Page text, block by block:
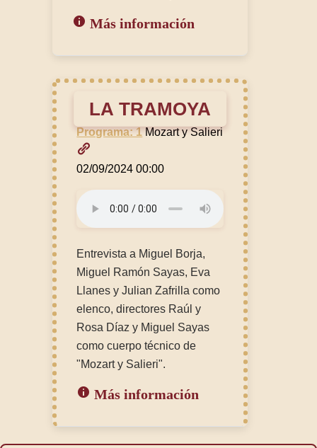
Más información
LA TRAMOYA
Programa: 1 Mozart y Salieri
02/09/2024 00:00
Entrevista a Miguel Borja,
Miguel Ramón Sayas, Eva
Llanes y Julian Zafrilla como
elenco, directores Raúl y
Rosa Díaz y Miguel Sayas
como cuerpo técnico de
"Mozart y Salieri".
Más información